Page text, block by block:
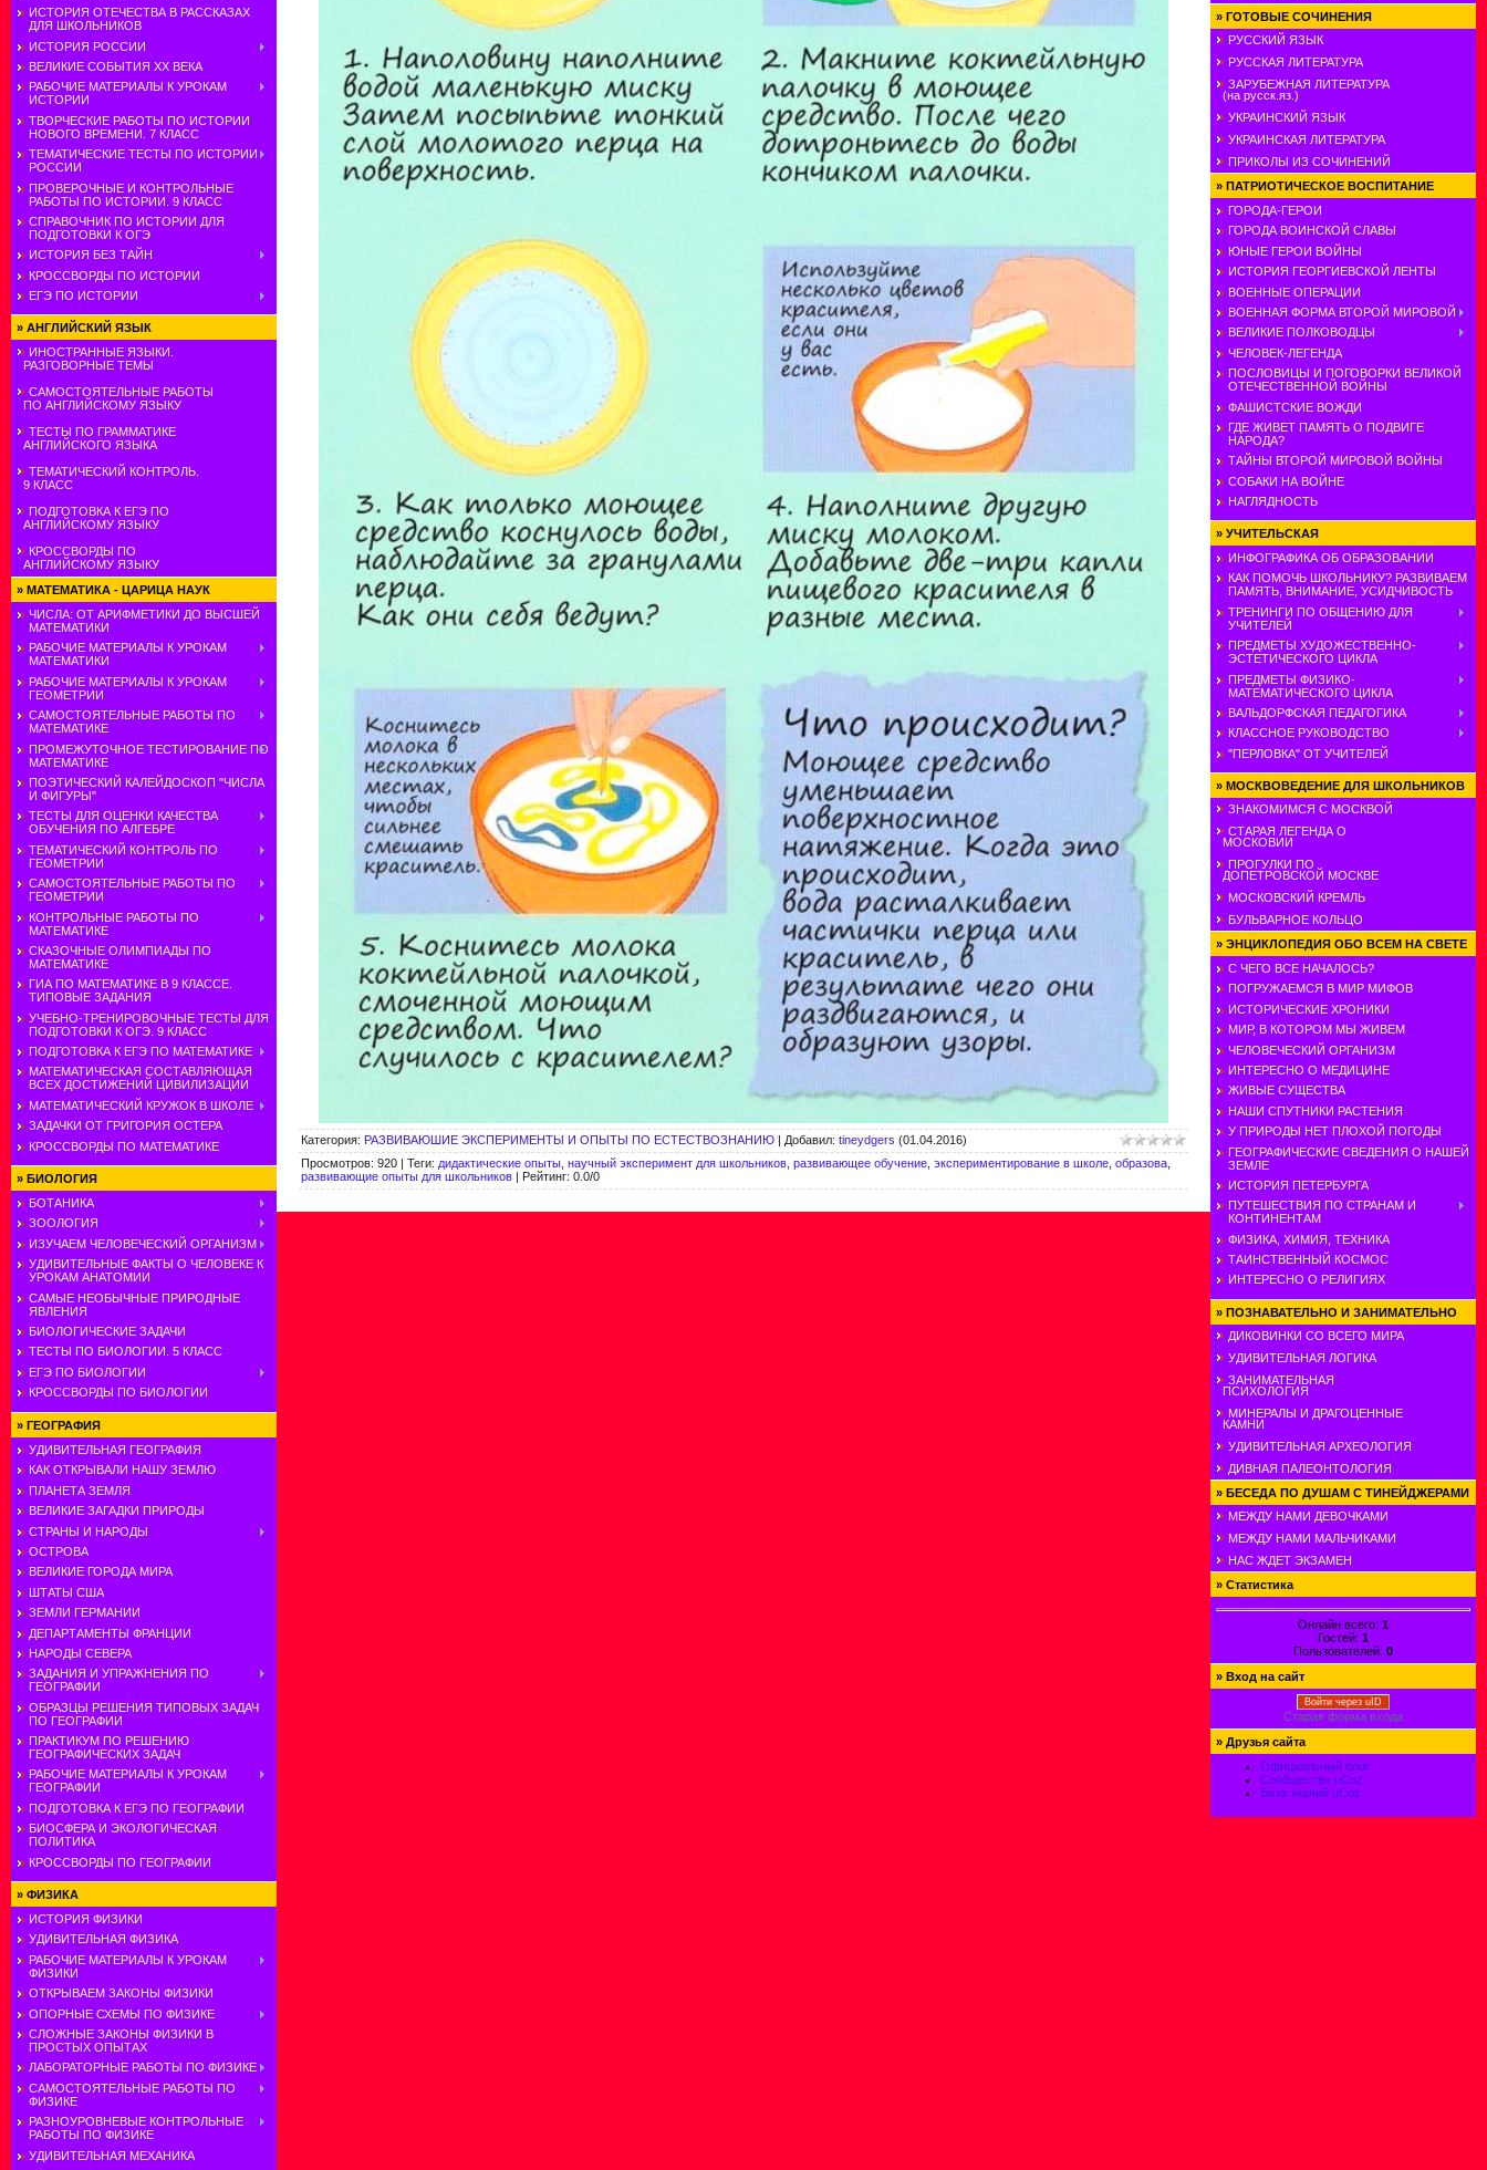
ИСТОРИЯ ОТЕЧЕСТВА В РАССКАЗАХ
ДЛЯ ШКОЛЬНИКОВ
ИСТОРИЯ РОССИИ
ВЕЛИКИЕ СОБЫТИЯ ХХ ВЕКА
РАБОЧИЕ МАТЕРИАЛЫ К УРОКАМ
ИСТОРИИ
ТВОРЧЕСКИЕ РАБОТЫ ПО ИСТОРИИ
НОВОГО ВРЕМЕНИ. 7 КЛАСС
ТЕМАТИЧЕСКИЕ ТЕСТЫ ПО ИСТОРИИ
РОССИИ
ПРОВЕРОЧНЫЕ И КОНТРОЛЬНЫЕ
РАБОТЫ ПО ИСТОРИИ. 9 КЛАСС
СПРАВОЧНИК ПО ИСТОРИИ ДЛЯ
ПОДГОТОВКИ К ОГЭ
ИСТОРИЯ БЕЗ ТАЙН
КРОССВОРДЫ ПО ИСТОРИИ
ЕГЭ ПО ИСТОРИИ
» АНГЛИЙСКИЙ ЯЗЫК
ИНОСТРАННЫЕ ЯЗЫКИ.
РАЗГОВОРНЫЕ ТЕМЫ
САМОСТОЯТЕЛЬНЫЕ РАБОТЫ
ПО АНГЛИЙСКОМУ ЯЗЫКУ
ТЕСТЫ ПО ГРАММАТИКЕ
АНГЛИЙСКОГО ЯЗЫКА
ТЕМАТИЧЕСКИЙ КОНТРОЛЬ.
9 КЛАСС
ПОДГОТОВКА К ЕГЭ ПО
АНГЛИЙСКОМУ ЯЗЫКУ
КРОССВОРДЫ ПО
АНГЛИЙСКОМУ ЯЗЫКУ
» МАТЕМАТИКА - ЦАРИЦА НАУК
ЧИСЛА: ОТ АРИФМЕТИКИ ДО ВЫСШЕЙ
МАТЕМАТИКИ
РАБОЧИЕ МАТЕРИАЛЫ К УРОКАМ
МАТЕМАТИКИ
РАБОЧИЕ МАТЕРИАЛЫ К УРОКАМ
ГЕОМЕТРИИ
САМОСТОЯТЕЛЬНЫЕ РАБОТЫ ПО
МАТЕМАТИКЕ
ПРОМЕЖУТОЧНОЕ ТЕСТИРОВАНИЕ ПО
МАТЕМАТИКЕ
ПОЭТИЧЕСКИЙ КАЛЕЙДОСКОП "ЧИСЛА
И ФИГУРЫ"
ТЕСТЫ ДЛЯ ОЦЕНКИ КАЧЕСТВА
ОБУЧЕНИЯ ПО АЛГЕБРЕ
ТЕМАТИЧЕСКИЙ КОНТРОЛЬ ПО
ГЕОМЕТРИИ
САМОСТОЯТЕЛЬНЫЕ РАБОТЫ ПО
ГЕОМЕТРИИ
КОНТРОЛЬНЫЕ РАБОТЫ ПО
МАТЕМАТИКЕ
СКАЗОЧНЫЕ ОЛИМПИАДЫ ПО
МАТЕМАТИКЕ
ГИА ПО МАТЕМАТИКЕ В 9 КЛАССЕ.
ТИПОВЫЕ ЗАДАНИЯ
УЧЕБНО-ТРЕНИРОВОЧНЫЕ ТЕСТЫ ДЛЯ
ПОДГОТОВКИ К ОГЭ. 9 КЛАСС
ПОДГОТОВКА К ЕГЭ ПО МАТЕМАТИКЕ
МАТЕМАТИЧЕСКАЯ СОСТАВЛЯЮЩАЯ
ВСЕХ ДОСТИЖЕНИЙ ЦИВИЛИЗАЦИИ
МАТЕМАТИЧЕСКИЙ КРУЖОК В ШКОЛЕ
ЗАДАЧКИ ОТ ГРИГОРИЯ ОСТЕРА
КРОССВОРДЫ ПО МАТЕМАТИКЕ
» БИОЛОГИЯ
БОТАНИКА
ЗООЛОГИЯ
ИЗУЧАЕМ ЧЕЛОВЕЧЕСКИЙ ОРГАНИЗМ
УДИВИТЕЛЬНЫЕ ФАКТЫ О ЧЕЛОВЕКЕ К
УРОКАМ АНАТОМИИ
САМЫЕ НЕОБЫЧНЫЕ ПРИРОДНЫЕ
ЯВЛЕНИЯ
БИОЛОГИЧЕСКИЕ ЗАДАЧИ
ТЕСТЫ ПО БИОЛОГИИ. 5 КЛАСС
ЕГЭ ПО БИОЛОГИИ
КРОССВОРДЫ ПО БИОЛОГИИ
» ГЕОГРАФИЯ
УДИВИТЕЛЬНАЯ ГЕОГРАФИЯ
КАК ОТКРЫВАЛИ НАШУ ЗЕМЛЮ
ПЛАНЕТА ЗЕМЛЯ
ВЕЛИКИЕ ЗАГАДКИ ПРИРОДЫ
СТРАНЫ И НАРОДЫ
ОСТРОВА
ВЕЛИКИЕ ГОРОДА МИРА
ШТАТЫ США
ЗЕМЛИ ГЕРМАНИИ
ДЕПАРТАМЕНТЫ ФРАНЦИИ
НАРОДЫ СЕВЕРА
ЗАДАНИЯ И УПРАЖНЕНИЯ ПО
ГЕОГРАФИИ
ОБРАЗЦЫ РЕШЕНИЯ ТИПОВЫХ ЗАДАЧ
ПО ГЕОГРАФИИ
ПРАКТИКУМ ПО РЕШЕНИЮ
ГЕОГРАФИЧЕСКИХ ЗАДАЧ
РАБОЧИЕ МАТЕРИАЛЫ К УРОКАМ
ГЕОГРАФИИ
ПОДГОТОВКА К ЕГЭ ПО ГЕОГРАФИИ
БИОСФЕРА И ЭКОЛОГИЧЕСКАЯ
ПОЛИТИКА
КРОССВОРДЫ ПО ГЕОГРАФИИ
» ФИЗИКА
ИСТОРИЯ ФИЗИКИ
УДИВИТЕЛЬНАЯ ФИЗИКА
РАБОЧИЕ МАТЕРИАЛЫ К УРОКАМ
ФИЗИКИ
ОТКРЫВАЕМ ЗАКОНЫ ФИЗИКИ
ОПОРНЫЕ СХЕМЫ ПО ФИЗИКЕ
СЛОЖНЫЕ ЗАКОНЫ ФИЗИКИ В
ПРОСТЫХ ОПЫТАХ
ЛАБОРАТОРНЫЕ РАБОТЫ ПО ФИЗИКЕ
САМОСТОЯТЕЛЬНЫЕ РАБОТЫ ПО
ФИЗИКЕ
РАЗНОУРОВНЕВЫЕ КОНТРОЛЬНЫЕ
РАБОТЫ ПО ФИЗИКЕ
УДИВИТЕЛЬНАЯ МЕХАНИКА
Категория: РАЗВИВАЮШИЕ ЭКСПЕРИМЕНТЫ И ОПЫТЫ ПО ЕСТЕСТВОЗНАНИЮ | Добавил: tineydgers (01.04.2016)
Просмотров: 920 | Теги: дидактические опыты научный эксперимент для школьников развивающее обучение экспериментирование в школе образова
развивающие опыты для школьников | Рейтинг: 0.0/0
» ГОТОВЫЕ СОЧИНЕНИЯ
РУССКИЙ ЯЗЫК
РУССКАЯ ЛИТЕРАТУРА
ЗАРУБЕЖНАЯ ЛИТЕРАТУРА
(на русск.яз.)
УКРАИНСКИЙ ЯЗЫК
УКРАИНСКАЯ ЛИТЕРАТУРА
ПРИКОЛЫ ИЗ СОЧИНЕНИЙ
» ПАТРИОТИЧЕСКОЕ ВОСПИТАНИЕ
ГОРОДА-ГЕРОИ
ГОРОДА ВОИНСКОЙ СЛАВЫ
ЮНЫЕ ГЕРОИ ВОЙНЫ
ИСТОРИЯ ГЕОРГИЕВСКОЙ ЛЕНТЫ
ВОЕННЫЕ ОПЕРАЦИИ
ВОЕННАЯ ФОРМА ВТОРОЙ МИРОВОЙ
ВЕЛИКИЕ ПОЛКОВОДЦЫ
ЧЕЛОВЕК-ЛЕГЕНДА
ПОСЛОВИЦЫ И ПОГОВОРКИ ВЕЛИКОЙ
ОТЕЧЕСТВЕННОЙ ВОЙНЫ
ФАШИСТСКИЕ ВОЖДИ
ГДЕ ЖИВЕТ ПАМЯТЬ О ПОДВИГЕ
НАРОДА?
ТАЙНЫ ВТОРОЙ МИРОВОЙ ВОЙНЫ
СОБАКИ НА ВОЙНЕ
НАГЛЯДНОСТЬ
» УЧИТЕЛЬСКАЯ
ИНФОГРАФИКА ОБ ОБРАЗОВАНИИ
КАК ПОМОЧЬ ШКОЛЬНИКУ? РАЗВИВАЕМ
ПАМЯТЬ, ВНИМАНИЕ, УСИДЧИВОСТЬ
ТРЕНИНГИ ПО ОБЩЕНИЮ ДЛЯ
УЧИТЕЛЕЙ
ПРЕДМЕТЫ ХУДОЖЕСТВЕННО-
ЭСТЕТИЧЕСКОГО ЦИКЛА
ПРЕДМЕТЫ ФИЗИКО-
МАТЕМАТИЧЕСКОГО ЦИКЛА
ВАЛЬДОРФСКАЯ ПЕДАГОГИКА
КЛАССНОЕ РУКОВОДСТВО
"ПЕРЛОВКА" ОТ УЧИТЕЛЕЙ
» МОСКВОВЕДЕНИЕ ДЛЯ ШКОЛЬНИКОВ
ЗНАКОМИМСЯ С МОСКВОЙ
СТАРАЯ ЛЕГЕНДА О
МОСКОВИИ
ПРОГУЛКИ ПО
ДОПЕТРОВСКОЙ МОСКВЕ
МОСКОВСКИЙ КРЕМЛЬ
БУЛЬВАРНОЕ КОЛЬЦО
» ЭНЦИКЛОПЕДИЯ ОБО ВСЕМ НА СВЕТЕ
С ЧЕГО ВСЕ НАЧАЛОСЬ?
ПОГРУЖАЕМСЯ В МИР МИФОВ
ИСТОРИЧЕСКИЕ ХРОНИКИ
МИР, В КОТОРОМ МЫ ЖИВЕМ
ЧЕЛОВЕЧЕСКИЙ ОРГАНИЗМ
ИНТЕРЕСНО О МЕДИЦИНЕ
ЖИВЫЕ СУЩЕСТВА
НАШИ СПУТНИКИ РАСТЕНИЯ
У ПРИРОДЫ НЕТ ПЛОХОЙ ПОГОДЫ
ГЕОГРАФИЧЕСКИЕ СВЕДЕНИЯ О НАШЕЙ
ЗЕМЛЕ
ИСТОРИЯ ПЕТЕРБУРГА
ПУТЕШЕСТВИЯ ПО СТРАНАМ И
КОНТИНЕНТАМ
ФИЗИКА, ХИМИЯ, ТЕХНИКА
ТАИНСТВЕННЫЙ КОСМОС
ИНТЕРЕСНО О РЕЛИГИЯХ
» ПОЗНАВАТЕЛЬНО И ЗАНИМАТЕЛЬНО
ДИКОВИНКИ СО ВСЕГО МИРА
УДИВИТЕЛЬНАЯ ЛОГИКА
ЗАНИМАТЕЛЬНАЯ
ПСИХОЛОГИЯ
МИНЕРАЛЫ И ДРАГОЦЕННЫЕ
КАМНИ
УДИВИТЕЛЬНАЯ АРХЕОЛОГИЯ
ДИВНАЯ ПАЛЕОНТОЛОГИЯ
» БЕСЕДА ПО ДУШАМ С ТИНЕЙДЖЕРАМИ
МЕЖДУ НАМИ ДЕВОЧКАМИ
МЕЖДУ НАМИ МАЛЬЧИКАМИ
НАС ЖДЕТ ЭКЗАМЕН
» Статистика
Онлайн всего: 1
Гостей: 1
Пользователей: 0
» Вход на сайт
Войти через uID
Старая форма входа
» Друзья сайта
Официальный блог
Сообщество uCoz
База знаний uCoz